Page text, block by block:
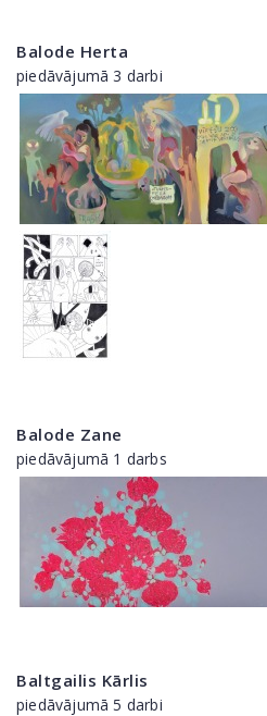
Balode Herta
piedāvājumā 3 darbi
Balode Zane
piedāvājumā 1 darbs
Baltgailis Kārlis
piedāvājumā 5 darbi